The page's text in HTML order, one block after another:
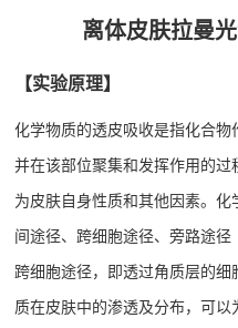
离体皮肤拉曼
【实验原理】
化学物质的透皮吸收是指化合物
并在该部位聚集和发挥作用的
为皮肤自身性质和其他因素。
间途径、跨细胞途径、旁路途
跨细胞途径，即透过角质层的
质在皮肤中的渗透及分布，可